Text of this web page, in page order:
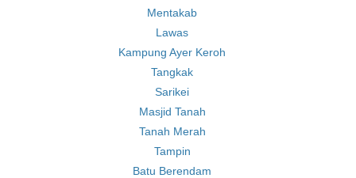
Mentakab
Lawas
Kampung Ayer Keroh
Tangkak
Sarikei
Masjid Tanah
Tanah Merah
Tampin
Batu Berendam